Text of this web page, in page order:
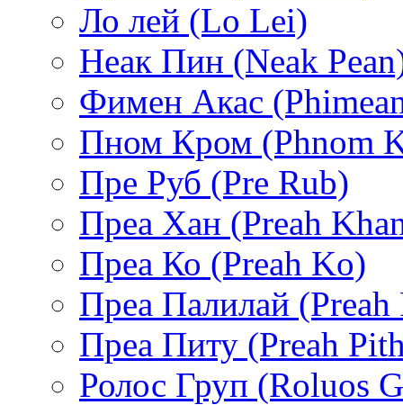
Ло лей (Lo Lei)
Неак Пин (Neak
Фимен Акас
Пном Кром (Phnom
Пре Руб (Pre Rub)
Преа Хан (Preah
Преа Ко (Preah Ko)
Преа Палилай
Преа Питу (Preah
Ролос Груп (Roluos